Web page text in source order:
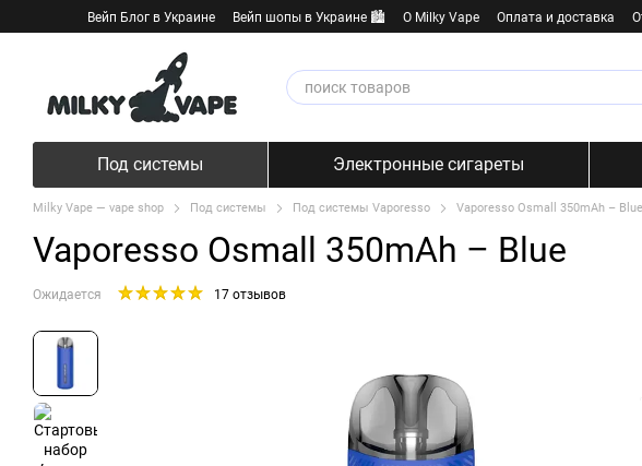
Перейти к основному контенту
Вейп Блог в Украине Вейп шопы в Украине 🏙️ О Milky Vape Оплата и доставка
Под системы Электронные сигареты
Milky Vape — vape shop Под системы Под системы Vaporesso Vaporesso Osmall 350mAh – Blue
Vaporesso Osmall 350mAh – Blue
Ожидается 17 отзывов